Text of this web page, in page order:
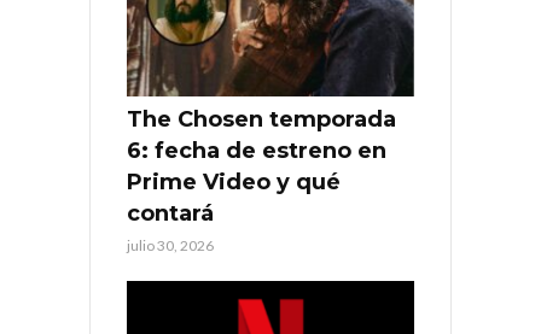
The Chosen temporada
6: fecha de estreno en
Prime Video y qué
contará
julio 30, 2026